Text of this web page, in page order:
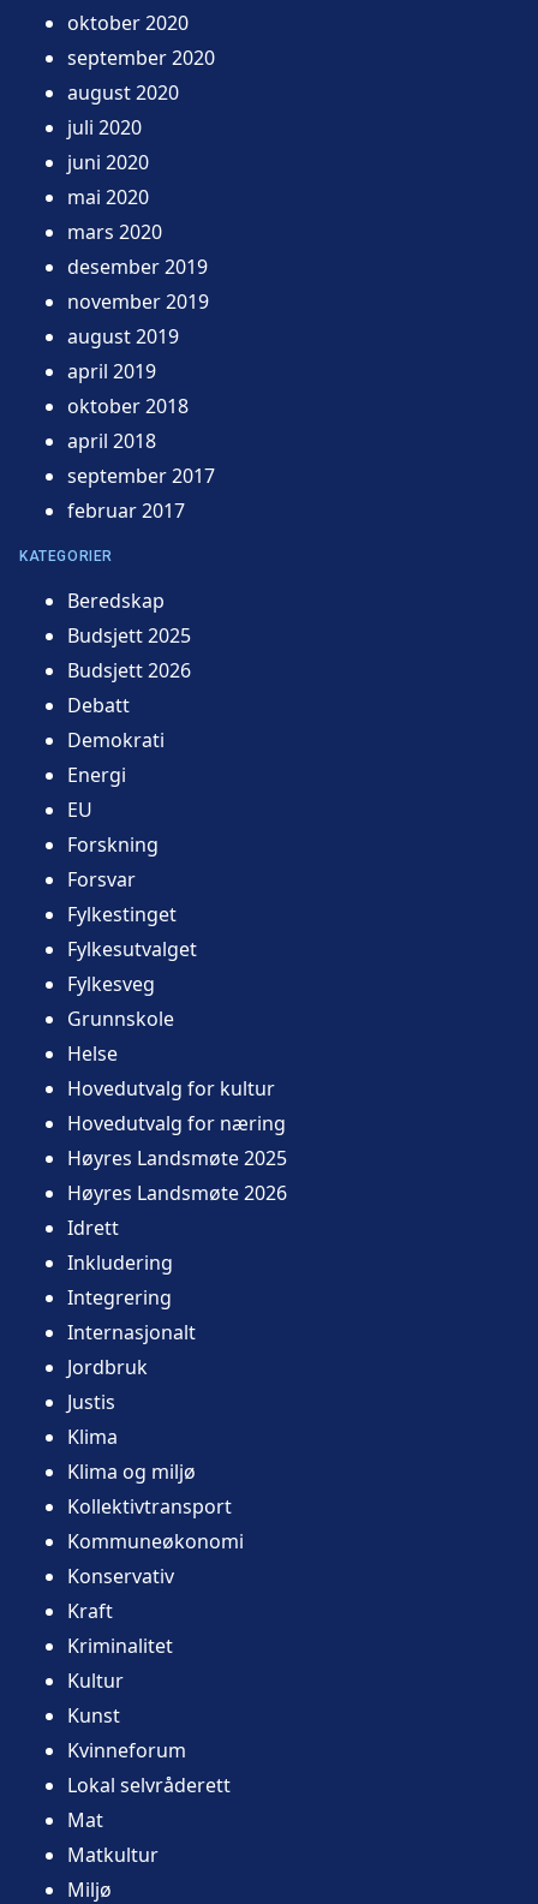
oktober 2020
september 2020
august 2020
juli 2020
juni 2020
mai 2020
mars 2020
desember 2019
november 2019
august 2019
april 2019
oktober 2018
april 2018
september 2017
februar 2017
KATEGORIER
Beredskap
Budsjett 2025
Budsjett 2026
Debatt
Demokrati
Energi
EU
Forskning
Forsvar
Fylkestinget
Fylkesutvalget
Fylkesveg
Grunnskole
Helse
Hovedutvalg for kultur
Hovedutvalg for næring
Høyres Landsmøte 2025
Høyres Landsmøte 2026
Idrett
Inkludering
Integrering
Internasjonalt
Jordbruk
Justis
Klima
Klima og miljø
Kollektivtransport
Kommuneøkonomi
Konservativ
Kraft
Kriminalitet
Kultur
Kunst
Kvinneforum
Lokal selvråderett
Mat
Matkultur
Miljø